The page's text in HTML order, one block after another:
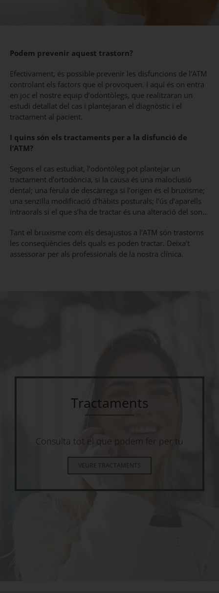
Podem prevenir aquest trastorn?
Efectivament, és possible prevenir les disfuncions de l’ATM
controlant els factors que el provoquen. I aquí és on entra
en joc el nostre equip d’odontòlegs, que realitzaran un
estudi detallat del cas i plantejaran el diagnòstic i el
tractament al pacient.
I quins són els tractaments per a la disfunció de
l’ATM?
Segons el cas estudiat, l’odontòleg pot plantejar un
tractament d’ortodòncia, si la causa és una maloclusió
dental; una fèrula de descàrrega si l’origen és el bruxisme;
una senzilla modificació d’hàbits posturals; l’ús d’aparells
intraorals si el que s’ha de tractar és una alteració del son…
Tant el bruxisme com els desajustos a l’ATM són trastorns
les conseqüències dels quals es poden tractar. Deixa’t
assessorar per als professionals de la nostra clínica.
Tractaments
Consulta tot el que podem fer per tu
VEURE TRACTAMENTS